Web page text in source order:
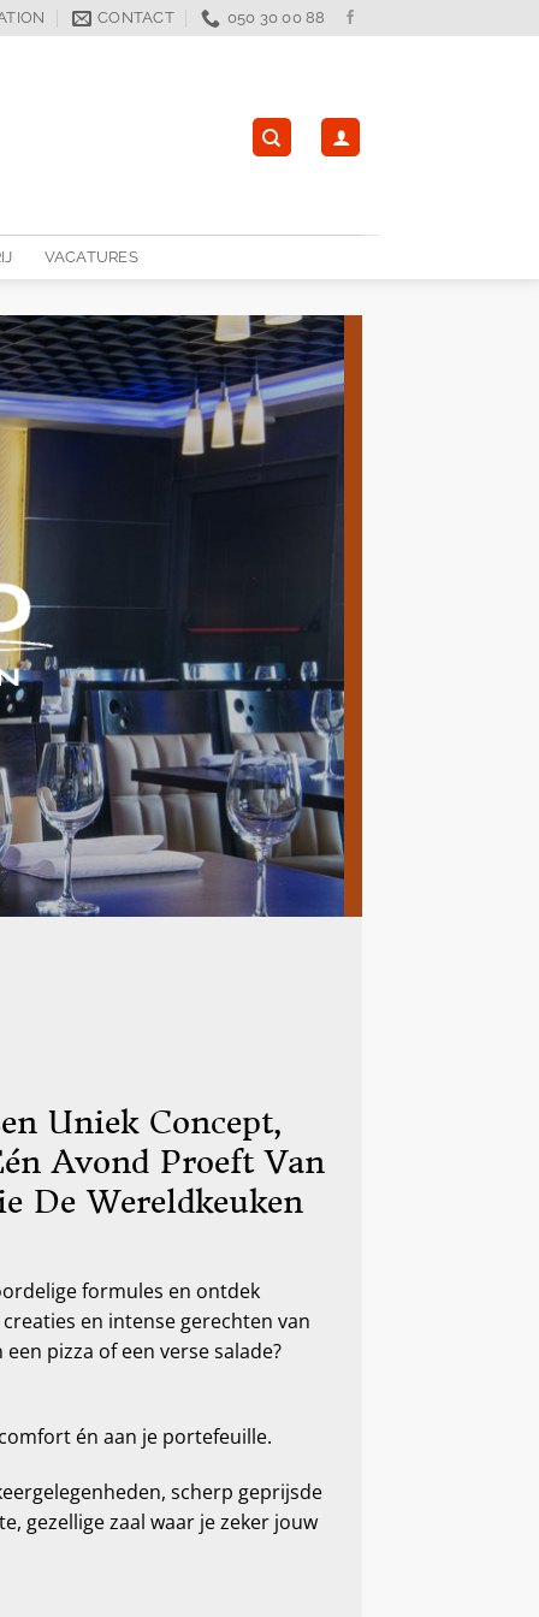
CONTACT 050 30 00 88
VACATURES
Uniek Concept,
Avond Proeft Van
De Wereldkeuken
formules en ontdek
en intense gerechten van
pizza of een verse salade?
én aan je portefeuille.
scherp geprijsde
gezellige zaal waar je zeker jouw